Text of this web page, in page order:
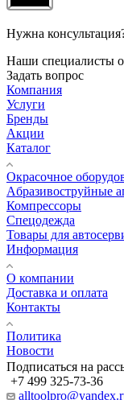
Нужна
Наши специалисты
Задать вопрос
Компания
Услуги
Бренды
Акции
Каталог
Окрасочное
Aбразивоструйные
Компрессоры
Спецодежда
Товары для
Информация
О компании
Доставка и оплата
Контакты
Политика
Новости
Подписаться на
+7 499 325-73-36